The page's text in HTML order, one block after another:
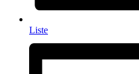
Liste